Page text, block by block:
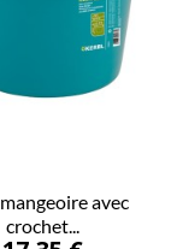
avec
crochet...